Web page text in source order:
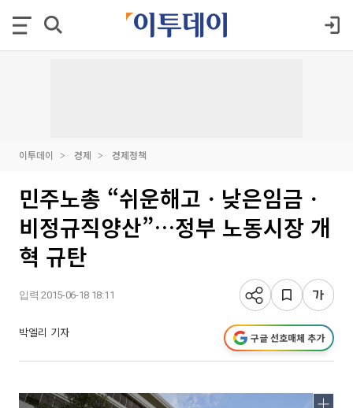
이투데이 경제 경제정책
민주노총 “쉬운해고ㆍ낮은임금ㆍ
비정규직양산”…정부 노동시장 개
혁 규탄
입력 2015-06-18 18:11
박엘리 기자 구글 선호매체 추가